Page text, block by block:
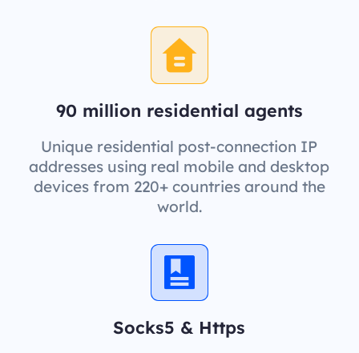
90 million residential agents
Unique residential post-connection IP
addresses using real mobile and desktop
devices from 220+ countries around the
world.
Socks5 & Https